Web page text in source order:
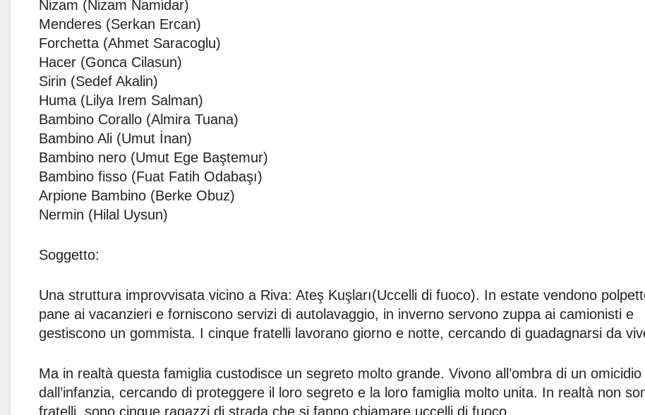
Nizam (Nizam Namidar)
Menderes (Serkan Ercan)
Forchetta (Ahmet Saracoglu)
Hacer (Gonca Cilasun)
Sirin (Sedef Akalin)
Huma (Lilya Irem Salman)
Bambino Corallo (Almira Tuana)
Bambino Ali (Umut İnan)
Bambino nero (Umut Ege Baştemur)
Bambino fisso (Fuat Fatih Odabaşı)
Arpione Bambino (Berke Obuz)
Nermin (Hilal Uysun)
Soggetto:
Una struttura improvvisata vicino a Riva: Ateş Kuşları(Uccelli di fuoco). In estate vendono
pane ai vacanzieri e forniscono servizi di autolavaggio, in inverno servono zuppa ai camionisti e
gestiscono un gommista. I cinque fratelli lavorano giorno e notte, cercando di guadagnarsi da
Ma in realtà questa famiglia custodisce un segreto molto grande. Vivono all’ombra di un omicidio
dall’infanzia, cercando di proteggere il loro segreto e la loro famiglia molto unita. In realtà non
fratelli, sono cinque ragazzi di strada che si fanno chiamare uccelli di fuoco.